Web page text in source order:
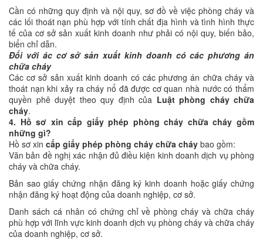
Cần có những quy định và nội quy, sơ đồ về việc phòng cháy và
các lối thoát nạn phù hợp với tính chất địa hình và tình hình thực
tế của cơ sở sản xuất kinh doanh như phải có nội quy, biến bảo,
biển chỉ dẫn.
Đối với ác cơ sở sản xuất kinh doanh có các phương án
chữa cháy
Các cơ sở sản xuất kinh doanh có các phương án chữa cháy và
thoát nạn khi xảy ra cháy nổ đã được cơ quan nhà nước có thẩm
quyền phê duyệt theo quy định của Luật phòng cháy chữa
cháy.
4. Hồ sơ xin cấp giấy phép phòng cháy chữa cháy gồm
những gì?
Hồ sơ xin cấp giấy phép phòng cháy chữa cháy bao gồm:
Văn bản đề nghị xác nhận đủ điều kiện kinh doanh dịch vụ phòng
cháy và chữa cháy.
Bản sao giấy chứng nhận đăng ký kinh doanh hoặc giấy chứng
nhận đăng ký hoạt động của doanh nghiệp, cơ sở.
Danh sách cá nhân có chứng chỉ về phòng cháy và chữa cháy
phù hợp với lĩnh vực kinh doanh dịch vụ phòng cháy và chữa cháy
của doanh nghiệp, cơ sở.